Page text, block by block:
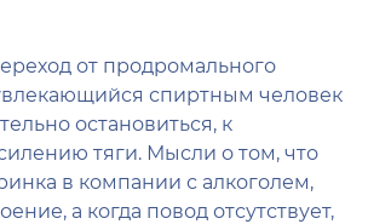
от продромального
спиртным человек
остановиться, к
тяги. Мысли о том, что
в компании с алкоголем,
а когда повод отсутствует,